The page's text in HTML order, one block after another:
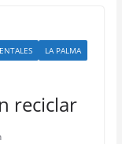
LA PALMA
reciclar